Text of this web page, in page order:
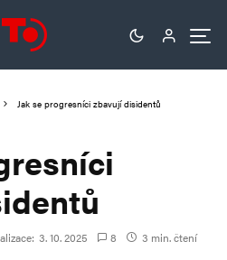
Jak se progresníci zbavují disidentů
3. 10. 2025 8 3 min. čtení